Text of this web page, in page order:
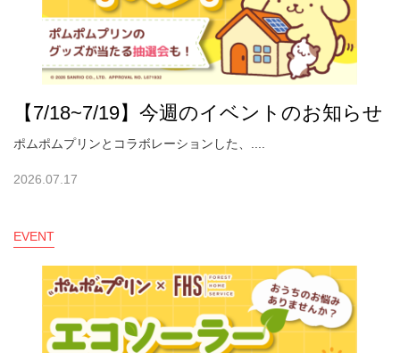
【7/18~7/19】今週のイベントのお知らせ
ポムポムプリンとコラボレーションした、....
2026.07.17
EVENT